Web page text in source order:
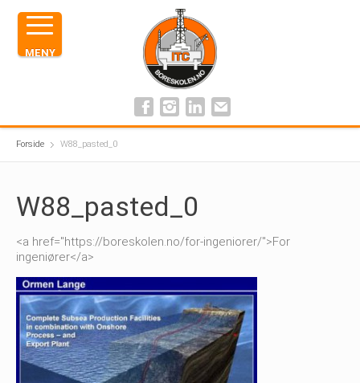
Forside W88_pasted_0
W88_pasted_0
<a href="https://boreskolen.no/for-ingeniorer/">For
ingeniører</a>
MENY